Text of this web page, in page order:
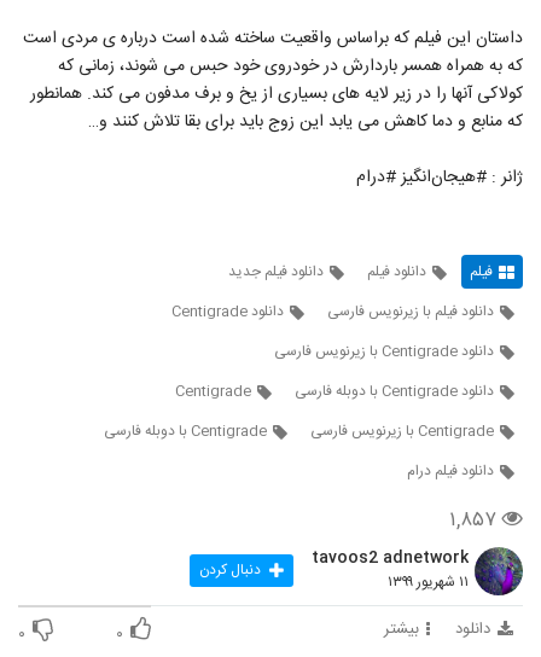
داستان این فیلم که براساس واقعیت ساخته شده است درباره ی مردی است
که به همراه همسر باردارش در خودروی خود حبس می شوند، زمانی که
کولاکی آنها را در زیر لایه های بسیاری از یخ و برف مدفون می کند. همانطور
که منابع و دما کاهش می یابد این زوج باید برای بقا تلاش کنند و…
ژانر : #هیجان‌انگیز #درام
فیلم دانلود فیلم
دانلود فیلم جدید
دانلود فیلم با زیرنویس فارسی
دانلود Centigrade
دانلود Centigrade با زیرنویس فارسی
دانلود Centigrade با دوبله فارسی
Centigrade
Centigrade با زیرنویس فارسی
Centigrade با دوبله فارسی
دانلود فیلم درام
۱,۸۵۷
tavoos2 adnetwork
۱۱ شهریور ۱۳۹۹ دنبال کردن
دانلود بیشتر ۰ ۰